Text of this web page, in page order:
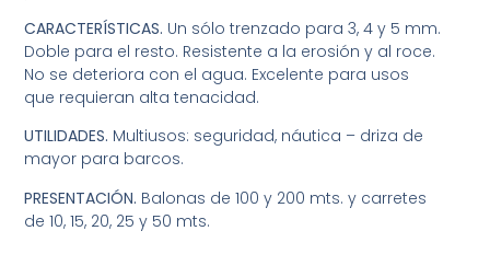
CARACTERÍSTICAS. Un sólo trenzado para 3, 4 y 5 mm.
Doble para el resto. Resistente a la erosión y al roce.
No se deteriora con el agua. Excelente para usos
que requieran alta tenacidad.
UTILIDADES. Multiusos: seguridad, náutica – driza de
mayor para barcos.
PRESENTACIÓN. Balonas de 100 y 200 mts. y carretes
de 10, 15, 20, 25 y 50 mts.